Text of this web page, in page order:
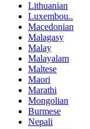
Lithuanian
Luxembou..
Macedonian
Malagasy
Malay
Malayalam
Maltese
Maori
Marathi
Mongolian
Burmese
Nepali